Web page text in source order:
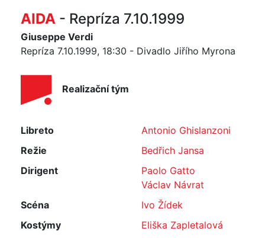
AIDA - Repríza 7.10.1999
Giuseppe Verdi
Repríza 7.10.1999, 18:30 - Divadlo Jiřího Myrona
Realizační tým
Libreto
Antonio Ghislanzoni
Režie
Bedřich Jansa
Dirigent
Paolo Gatto
Václav Návrat
Scéna
Ivo Žídek
Kostýmy
Eliška Zapletalová